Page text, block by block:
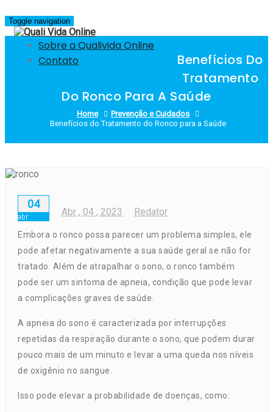
to
content
Toggle navigation
Sobre a Qualivida Online
Contato
Benefícios Do
Tratamento
Do Ronco Para A Saúde
Home
Prevenção e Cuidados
Benefícios do Tratamento do Ronco para a Saúde
04
abr Abr , 04 , 2023 Redator
Embora o ronco possa parecer um problema simples, ele
pode afetar negativamente a sua saúde geral se não for
tratado. Além de atrapalhar o sono, o ronco também
pode ser um sintoma de apneia, condição que pode levar
a complicações graves de saúde.
A apneia do sono é caracterizada por interrupções
repetidas da respiração durante o sono, que podem durar
pouco mais de um minuto e levar a uma queda nos níveis
de oxigênio no sangue.
Isso pode elevar a probabilidade de doenças, como: